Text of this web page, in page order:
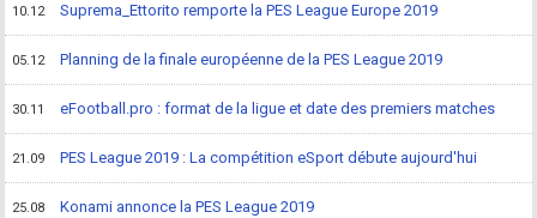
10.12 Suprema_Ettorito remporte la PES League Europe 2019
05.12 Planning de la finale européenne de la PES League 2019
30.11 eFootball.pro : format de la ligue et date des premiers matches
21.09 PES League 2019 : La compétition eSport débute aujourd'hui
25.08 Konami annonce la PES League 2019